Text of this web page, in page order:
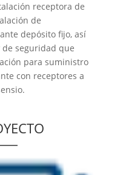
receptora de
de
depósito fijo, así
seguridad que
para suministro
con receptores a